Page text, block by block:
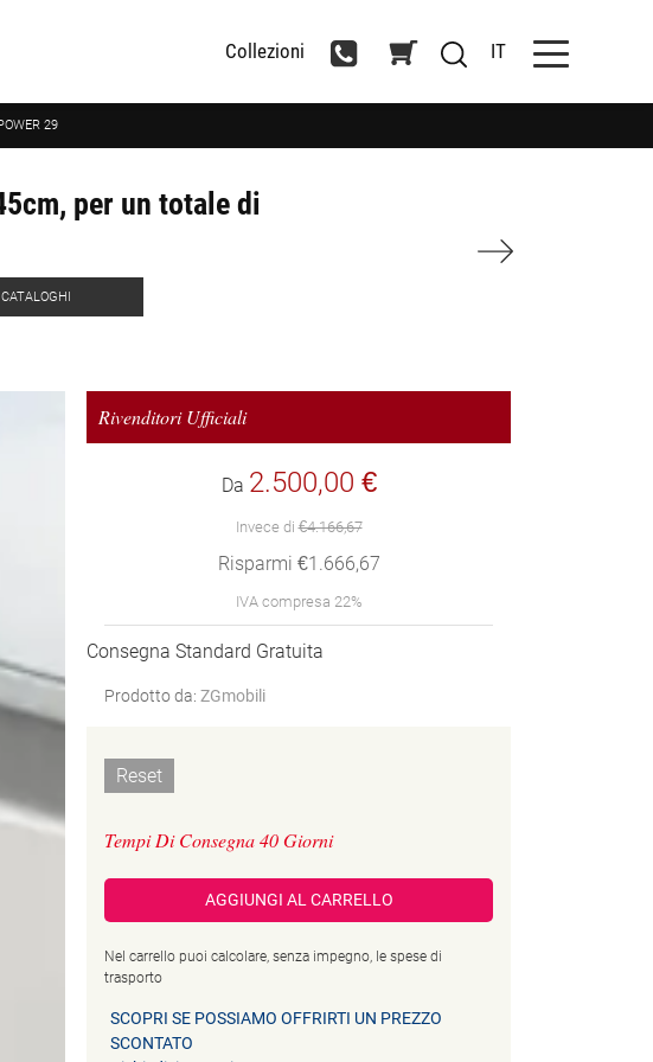
Collezioni IT
29
per un totale di
Rivenditori Ufficiali
Da 2.500,00 €
Invece di€4.166,67
Risparmi €1.666,67
IVA compresa 22%
Consegna Standard Gratuita
Prodotto da:ZGmobili
Reset
Tempi Di Consegna 40 Giorni
AGGIUNGI AL CARRELLO
Nel carrello puoi calcolare, senza impegno, le spese di
trasporto
SCOPRI SE POSSIAMO OFFRIRTI UN PREZZO
SCONTATO